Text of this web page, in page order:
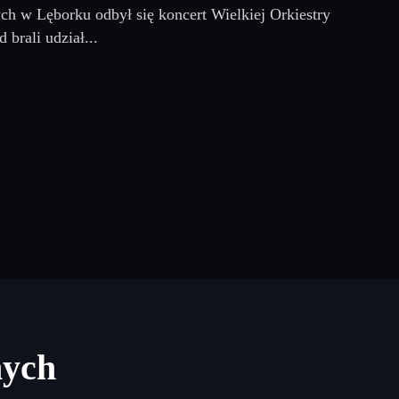
w Lęborku odbył się koncert Wielkiej Orkiestry
brali udział...